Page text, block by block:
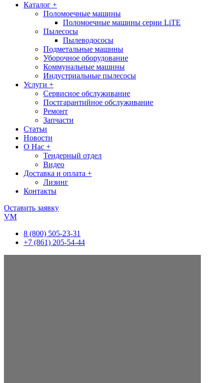
Каталог +
Поломоечные машины
Поломоечные машины серии LiTE
Пылесосы
Пылеводососы
Подметальные машины
Уборочное оборудование
Коммунальные машины
Индустриальные пылесосы
Услуги +
Сервисное обслуживание
Постгарантийное обслуживание
Ремонт
Запчасти
Статьи
Новости
О Нас +
Тендерный отдел
Видео
Доставка и оплата +
Лизинг
Контакты
Оставить заявку
VM
8 (800) 505-23-31
+7 (861) 205-54-44